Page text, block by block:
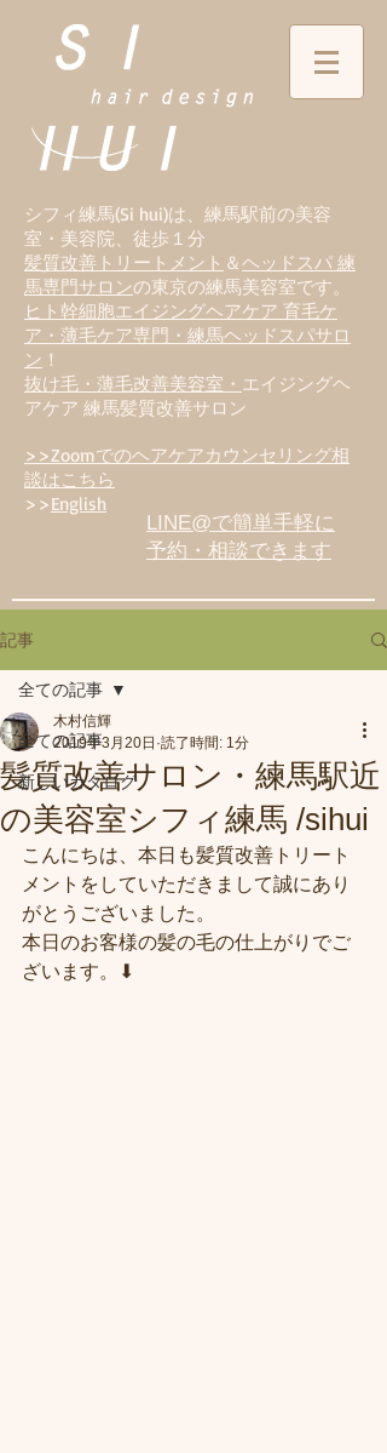
シフィ練馬(Si hui)は、 練馬駅前の美容
室・美容院、徒歩１分
髪質改善トリートメント ＆ヘッドスパ 練
馬専門サロンの東京の練馬美容室です。
ヒト幹細胞エイジングヘアケア 育毛ケ
ア・薄毛ケア専門・練馬ヘッドスパサロ
ン ！
抜け毛・薄毛改善美容室・ エイジングヘ
アケア 練馬髪質改善サロン
>>Zoomでのヘアケアカウンセリング相
談はこちら
>>English
LINE@で簡単手軽に
予約・相談できます
記事
全ての記事
新しいカタログ
全ての記事
髪質改善サロン・練馬駅近
の美容室シフィ練馬 /sihui
木村信輝
2019年3月20日 読了時間: 1分
こんにちは、本日も髪質改善トリート
メントをしていただきまして誠にあり
がとうございました。
本日のお客様の髪の毛の仕上がりでご
ざいます。⬇︎